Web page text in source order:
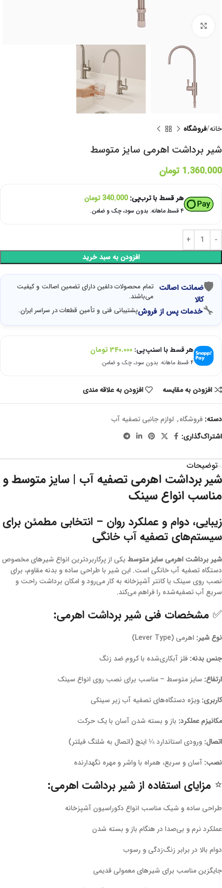
برای بزرگنمایی کلیک کنید
خانه فروشگاه
شیر برداشت اهرمی سایز متوسط
1.360.000 تومان
هر قسط با ترب‌پی:340.000 تومان
۴ قسط ماهانه. بدون سود، چک و ضامن.
افزودن به سبد خرید
🛡ضمانت اصالت
کالا
تمام محصولات دلفین دارای تضمین اصالت و کیفیت
می‌باشند.
🔧خدمات پس از فروشپشتیبانی فنی و تأمین قطعات در سراسر ایران.
هر قسط با اسنپ‌پی: 340.000 تومان
۴ قسط ماهانه. بدون سود، چک و ضامن.
افزودن به مقایسه افزودن به علاقه مندی
دسته: فروشگاه, لوازم جانبی تصفیه آب
اشتراک‌گذاری:
توضیحات
شیر برداشت اهرمی تصفیه آب | سایز متوسط و
مناسب انواع سینک
زیبایی، دوام و عملکرد روان – انتخابی مطمئن برای
سیستم‌های تصفیه آب خانگی
شیر برداشت اهرمی سایز متوسطیکی از پرکاربردترین انواع شیرهای مخصوص
دستگاه تصفیه آب خانگی است. این شیر با طراحی ساده و بدنه مقاوم، برای
نصب روی سینک یا کانتر آشپزخانه به کار می‌رود و امکان برداشت راحت و
سریع آب تصفیه‌شده را فراهم می‌کند.
✅ مشخصات فنی شیر برداشت اهرمی:
نوع شیر: اهرمی (Lever Type)
جنس بدنه: فلز آبکاری‌شده با کروم ضد زنگ
ارتفاع: سایز متوسط – مناسب برای نصب روی انواع سینک
کاربری: ویژه دستگاه‌های تصفیه آب زیر سینکی
مکانیزم عملکرد: باز و بسته شدن آسان با یک حرکت
اتصال: ورودی استاندارد ¼ اینچ (اتصال به شلنگ فیلتر)
نصب: آسان و سریع، همراه با واشر و مهره نگهدارنده
⭐ مزایای استفاده از شیر برداشت اهرمی:
طراحی ساده و شیک مناسب انواع دکوراسیون آشپزخانه
عملکرد نرم و بی‌صدا در هنگام باز و بسته شدن
دوام بالا در برابر زنگ‌زدگی و رسوب
جایگزین مناسب برای شیرهای معمولی قدیمی